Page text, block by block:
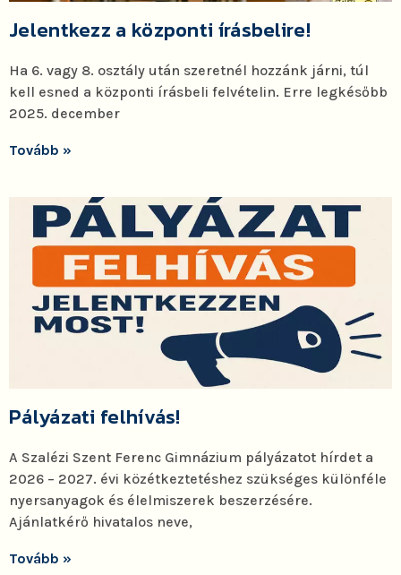
Jelentkezz a központi írásbelire!
Ha 6. vagy 8. osztály után szeretnél hozzánk járni, túl
kell esned a központi írásbeli felvételin. Erre legkésőbb
2025. december
Tovább »
Pályázati felhívás!
A Szalézi Szent Ferenc Gimnázium pályázatot hírdet a
2026 – 2027. évi közétkeztetéshez szükséges különféle
nyersanyagok és élelmiszerek beszerzésére.
Ajánlatkérő hivatalos neve,
Tovább »